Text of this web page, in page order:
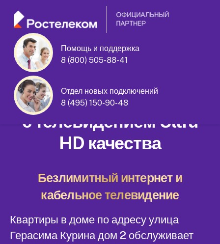
Помощь и поддержка
8 (800) 505-88-41
Отдел новых подключений
8 (495) 150-90-48
улица Герасима Курина дом 2
Домашний интернет
с телевидением Ultra
HD качества
Безлимитный интернет и
кабельное телевидение
Квартиры в доме по адресу улица
Герасима Курина дом 2 обслуживает